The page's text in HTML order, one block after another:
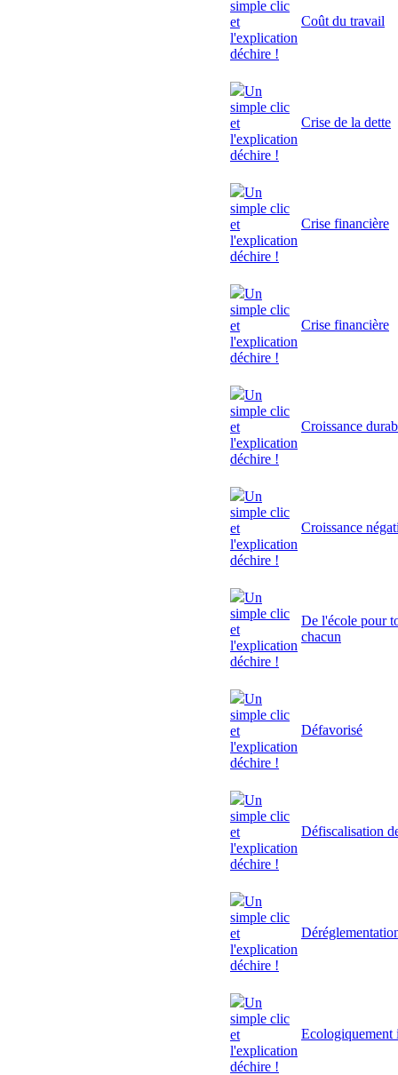
simple clic
et
l'explication
déchire !
Coût du travail
Un
simple clic
et
l'explication
déchire !
Crise de la dette
Un
simple clic
et
l'explication
déchire !
Crise financière
Un
simple clic
et
l'explication
déchire !
Crise financière
Un
simple clic
et
l'explication
déchire !
Croissance
Un
simple clic
et
l'explication
déchire !
Croissance
Un
simple clic
et
l'explication
déchire !
De l'école pour
chacun
Un
simple clic
et
l'explication
déchire !
Défavorisé
Un
simple clic
et
l'explication
déchire !
Défiscalisation
Un
simple clic
et
l'explication
déchire !
Un
simple clic
et
l'explication
déchire !
Ecologiquement